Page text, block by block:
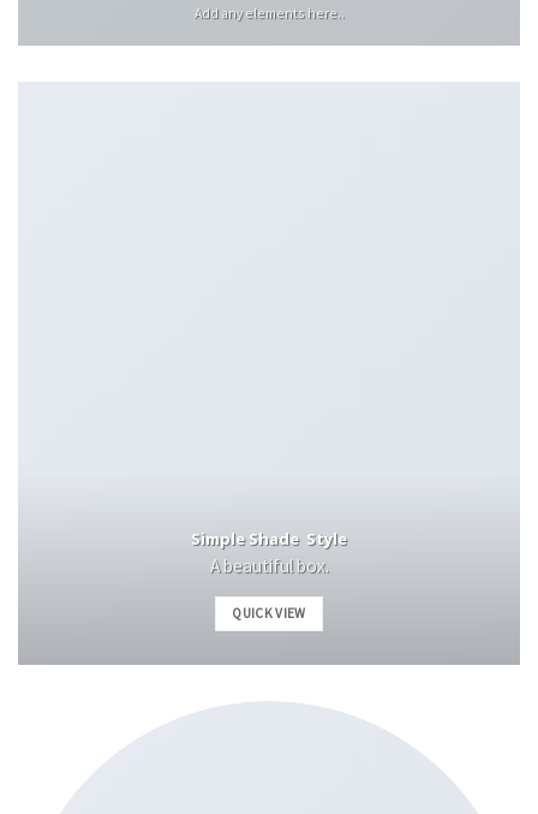
Add any elements here..
Simple Shade Style
A beautiful box.
QUICK VIEW